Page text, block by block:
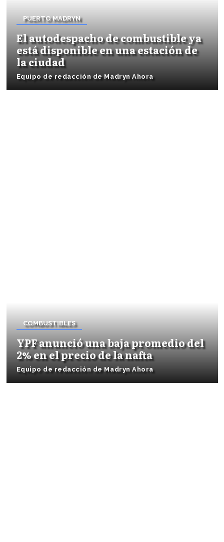
PUERTO MADRYN
El autodespacho de combustible ya
está disponible en una estación de
la ciudad
Equipo de redacción de Madryn Ahora
COMBUSTIBLES
YPF anunció una baja promedio del
2% en el precio de la nafta
Equipo de redacción de Madryn Ahora